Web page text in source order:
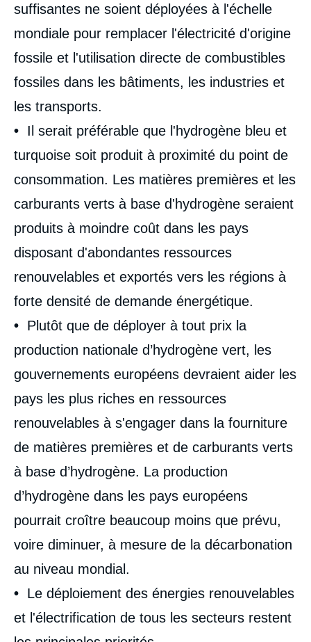
suffisantes ne soient déployées à l'échelle
mondiale pour remplacer l'électricité d'origine
fossile et l'utilisation directe de combustibles
fossiles dans les bâtiments, les industries et
les transports.
• Il serait préférable que l'hydrogène bleu et
turquoise soit produit à proximité du point de
consommation. Les matières premières et les
carburants verts à base d'hydrogène seraient
produits à moindre coût dans les pays
disposant d'abondantes ressources
renouvelables et exportés vers les régions à
forte densité de demande énergétique.
• Plutôt que de déployer à tout prix la
production nationale d’hydrogène vert, les
gouvernements européens devraient aider les
pays les plus riches en ressources
renouvelables à s'engager dans la fourniture
de matières premières et de carburants verts
à base d’hydrogène. La production
d’hydrogène dans les pays européens
pourrait croître beaucoup moins que prévu,
voire diminuer, à mesure de la décarbonation
au niveau mondial.
• Le déploiement des énergies renouvelables
et l'électrification de tous les secteurs restent